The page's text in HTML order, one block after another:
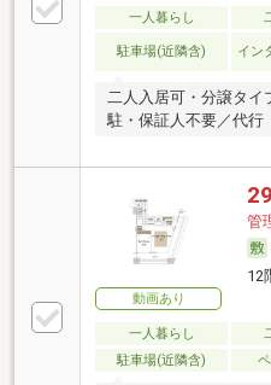
一人暮らし
駐車場(近隣含) イン
二人入居可・分譲タイ
駐・保証人不要／代行
動画あり
管
12
一人暮らし
駐車場(近隣含)